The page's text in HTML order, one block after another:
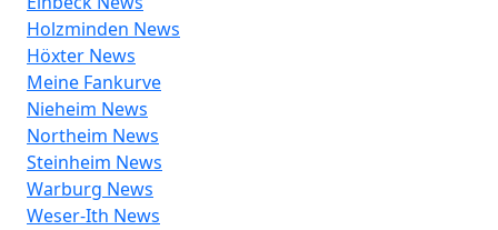
Holzminden News
Höxter News
Meine Fankurve
Nieheim News
Northeim News
Steinheim News
Warburg News
Weser-Ith News